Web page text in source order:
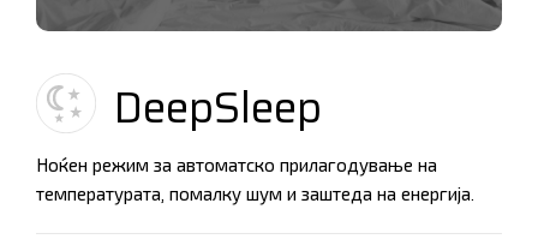
DeepSleep
Ноќен режим за автоматско прилагодување на
температурата, помалку шум и заштеда на енергија.